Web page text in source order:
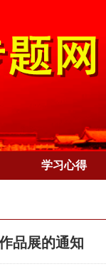
学习心得
品展的通知